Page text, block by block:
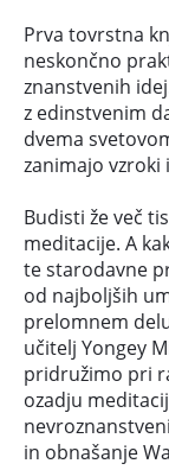
Prva tovrstna
neskončno
znanstvenih
z edinstvenim
dvema
zanimajo vzroki
Budisti že več
meditacije. A
te starodavne
od najboljših
prelomnem
učitelj Yongey
pridružimo pri
ozadju
in obnašanje